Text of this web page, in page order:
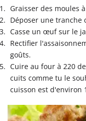
Graisser des moules
Déposer une tranche
Casse un œuf sur le
Rectifier
goûts.
Cuire au four à 220
cuits comme tu le
cuisson est d'environ